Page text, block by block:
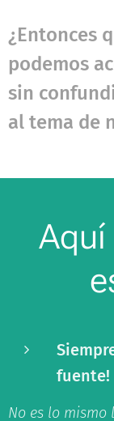
¿Entonces
podemos
sin
al tema de
fuente!
No es lo mismo